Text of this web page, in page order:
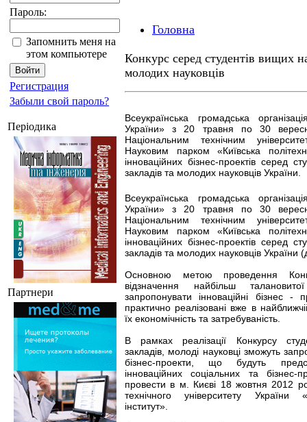
Пароль:
Запомнить меня на
этом компьютере
Регистрация
Забыли свой пароль?
Періодика
Партнери
Головна
Конкурс серед студентів вищих
молодих науковців
Всеукраїнська громадська
України» з 20 травня по 30
Національним технічним
Науковим парком «Київська
інноваційних бізнес-проектів серед
закладів та молодих науковців України.
Всеукраїнська громадська
України» з 20 травня по 30
Національним технічним
Науковим парком «Київська
інноваційних бізнес-проектів серед
закладів та молодих науковців України
Основною метою проведення
відзначення найбільш
запропонувати інноваційні бізнес
практично реалізовані вже в
їх економічність та затребуваність.
В рамках реалізації Конкурсу
закладів, молоді науковці зможуть
бізнес-проекти, що будуть
інноваційних соціальних та бізнес-
провести в м. Києві 18 жовтня 2012
технічного університету України
інститут».